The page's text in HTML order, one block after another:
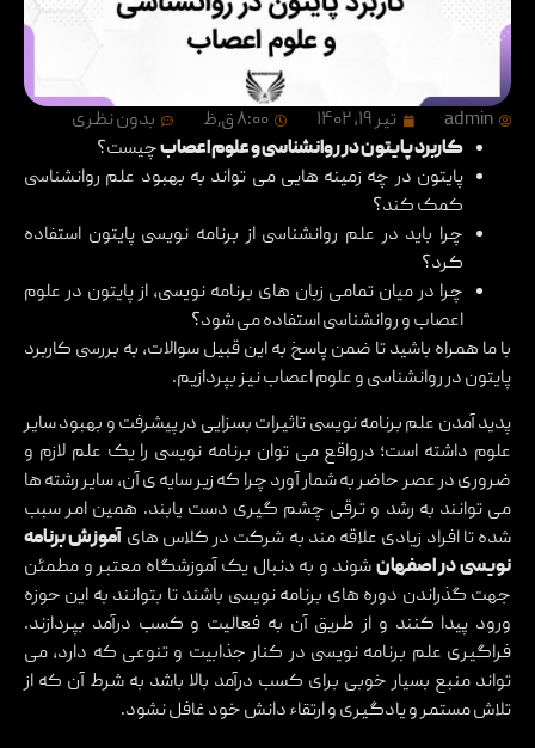
admin تیر ۱۹, ۱۴۰۲ ۸:۰۰ ق٫ظ
بدون نظری
کاربرد پایتون در روانشناسی و علوم اعصابچیست؟
پایتون در چه زمینه هایی می تواند به بهبود علم روانشناسی
کمک کند؟
چرا باید در علم روانشناسی از برنامه نویسی پایتون استفاده
کرد؟
چرا در میان تمامی زبان های برنامه نویسی، از پایتون در علوم
اعصاب و روانشناسی استفاده می شود؟
با ما همراه باشید تا ضمن پاسخ به این قبیل سوالات، به بررسی کاربرد
پایتون در روانشناسی و علوم اعصاب نیز بپردازیم.
پدید آمدن علم برنامه نویسی تاثیرات بسزایی در پیشرفت و بهبود سایر
علوم داشته است؛ درواقع می توان برنامه نویسی را یک علم لازم و
ضروری در عصر حاضر به شمار آورد چرا که زیر سایه ی آن، سایر رشته ها
می توانند به رشد و ترقی چشم گیری دست یابند. همین امر سبب
شده تا افراد زیادی علاقه مند به شرکت در کلاس های آموزش برنامه
نویسی در اصفهانشوند و به دنبال یک آموزشگاه معتبر و مطمئن
جهت گذراندن دوره های برنامه نویسی باشند تا بتوانند به این حوزه
ورود پیدا کنند و از طریق آن به فعالیت و کسب درآمد بپردازند.
فراگیری علم برنامه نویسی در کنار جذابیت و تنوعی که دارد، می
تواند منبع بسیار خوبی برای کسب درآمد بالا باشد به شرط آن که از
تلاش مستمر و یادگیری و ارتقاء دانش خود غافل نشود.